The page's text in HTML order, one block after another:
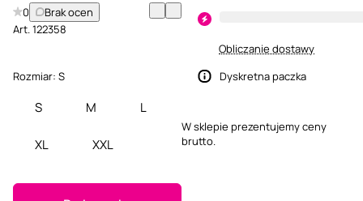
0
Brak ocen
Art.122358
Rozmiar: S
S M L
XL XXL
Obliczanie dostawy
Dyskretna paczka
W sklepie prezentujemy ceny
brutto.